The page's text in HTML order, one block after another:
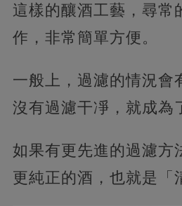
這樣的釀酒工藝，尋常
作，非常簡單方便。
一般上，過濾的情況會
沒有過濾干凈，就成為
如果有更先進的過濾方
更純正的酒，也就是「